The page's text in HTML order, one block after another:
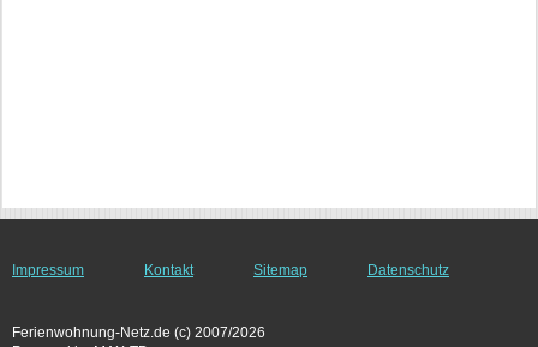
Impressum Kontakt Sitemap Datenschutz
Ferienwohnung-Netz.de (c) 2007/2026